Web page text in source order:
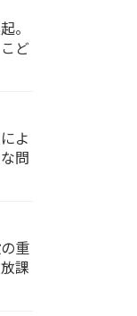
。
ど
よ
問
重
課